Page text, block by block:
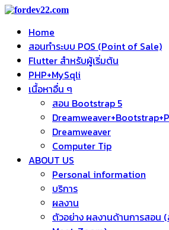
Home
สอนทำระบบ POS (Point of Sale)
Flutter สำหรับผู้เริ่มต้น
PHP+MySqli
เนื้อหาอื่น ๆ
สอน Bootstrap 5
Dreamweaver
Computer Tip
ABOUT US
Personal information
บริการ
ผลงาน
ตัวอย่าง ผลงานด้านการสอน